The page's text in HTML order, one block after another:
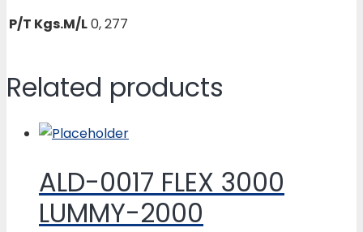
P/T Kgs.M/L0, 277
Related products
ALD-0017 FLEX 3000
LUMMY-2000